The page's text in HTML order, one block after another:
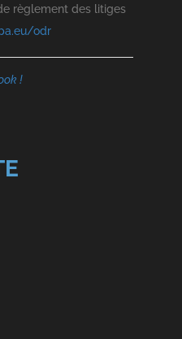
règlement des litiges
odr
!